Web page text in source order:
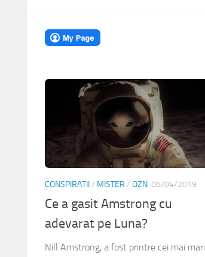
CONSPIRATII/ MISTER / OZN 06/04/2019
Ce a gasit Amstrong cu
adevarat pe Luna?
Nill Amstrong, a fost printre cei mai mari